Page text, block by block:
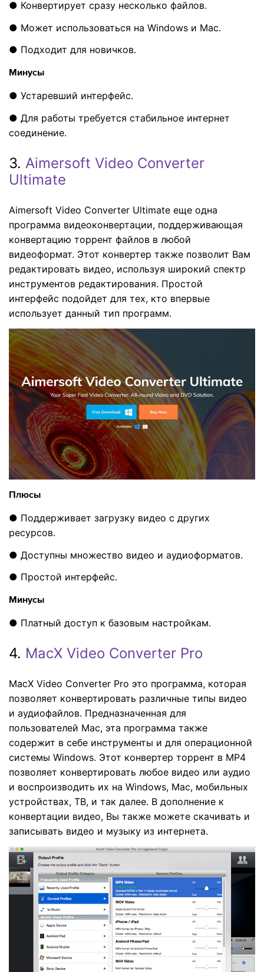
● Конвертирует сразу несколько файлов.
● Может использоваться на Windows и Mac.
● Подходит для новичков.
Минусы
● Устаревший интерфейс.
● Для работы требуется стабильное интернет
соединение.
3. Aimersoft Video Converter
Ultimate
Aimersoft Video Converter Ultimate еще одна
программа видеоконвертации, поддерживающая
конвертацию торрент файлов в любой
видеоформат. Этот конвертер также позволит Вам
редактировать видео, используя широкий спектр
инструментов редактирования. Простой
интерфейс подойдет для тех, кто впервые
использует данный тип программ.
Плюсы
● Поддерживает загрузку видео с других
ресурсов.
● Доступны множество видео и аудиоформатов.
● Простой интерфейс.
Минусы
● Платный доступ к базовым настройкам.
4. MacX Video Converter Pro
MacX Video Converter Pro это программа, которая
позволяет конвертировать различные типы видео
и аудиофайлов. Предназначенная для
пользователей Mac, эта программа также
содержит в себе инструменты и для операционной
системы Windows. Этот конвертер торрент в MP4
позволяет конвертировать любое видео или аудио
и воспроизводить их на Windows, Mac, мобильных
устройствах, ТВ, и так далее. В дополнение к
конвертации видео, Вы также можете скачивать и
записывать видео и музыку из интернета.